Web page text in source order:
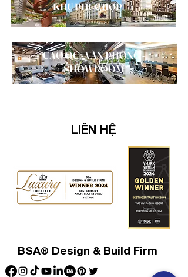
KHU PHỨC HỢP
CAO ỐC - VĂN PHÒNG -
SHOWROOM
LIÊN HỆ
BSA® Design & Build Firm